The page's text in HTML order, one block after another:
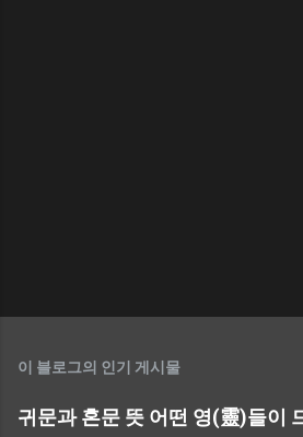
이 블로그의 인기 게시물
귀문과 혼문 뜻 어떤 영(靈)들이